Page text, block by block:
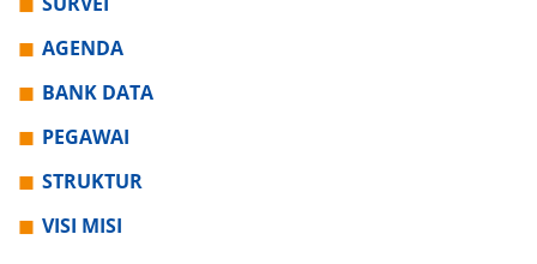
AGENDA
BANK DATA
PEGAWAI
STRUKTUR
VISI MISI